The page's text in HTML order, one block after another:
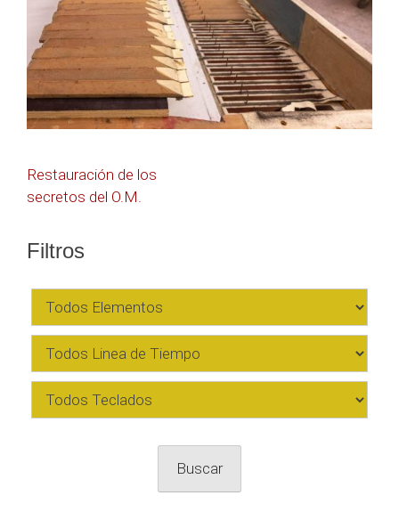
Navegación
de
entradas
Restauración de los
secretos del O.M.
Filtros